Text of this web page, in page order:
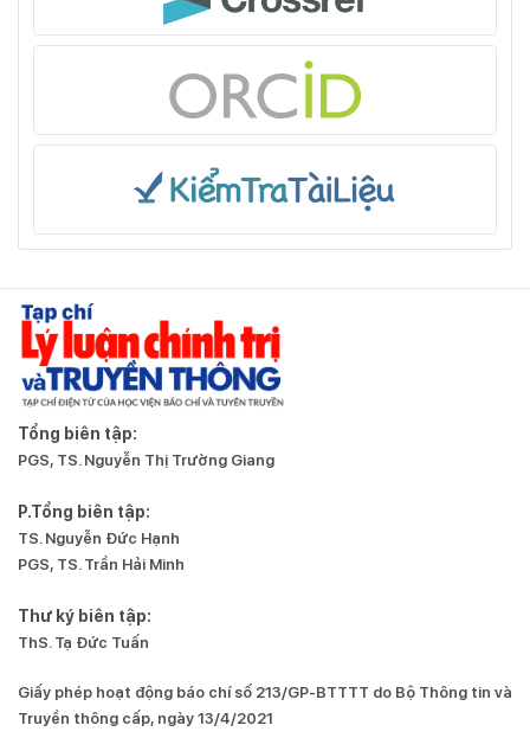
Tổng biên tập:
PGS, TS. Nguyễn Thị Trường Giang
P.Tổng biên tập:
TS. Nguyễn Đức Hạnh
PGS, TS. Trần Hải Minh
Thư ký biên tập:
ThS. Tạ Đức Tuấn
Giấy phép hoạt động báo chí số 213/GP-BTTTT do Bộ Thông tin và
Truyền thông cấp, ngày 13/4/2021